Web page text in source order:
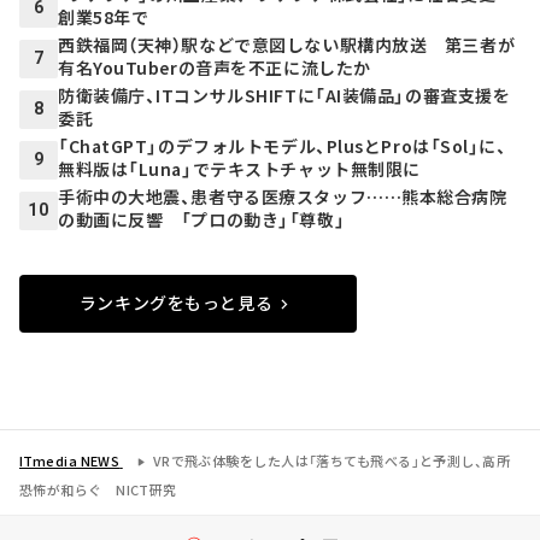
6
創業58年で
7
西鉄福岡（天神）駅などで意図しない駅構内放送 第三者が
有名YouTuberの音声を不正に流したか
8
防衛装備庁、ITコンサルSHIFTに「AI装備品」の審査支援を
委託
9
「ChatGPT」のデフォルトモデル、PlusとProは「Sol」に、
無料版は「Luna」でテキストチャット無制限に
10
手術中の大地震、患者守る医療スタッフ……熊本総合病院
の動画に反響 「プロの動き」「尊敬」
ランキングをもっと見る
ITmedia NEWS
VRで飛ぶ体験をした人は「落ちても飛べる」と予測し、高所
恐怖が和らぐ NICT研究